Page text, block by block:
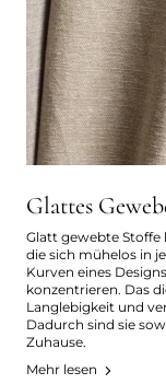
Glattes
Glatt gewebte Stoffe
die sich mühelos in
Kurven eines
konzentrieren. Das
Langlebigkeit und
Dadurch sind sie
Zuhause.
Mehr lesen